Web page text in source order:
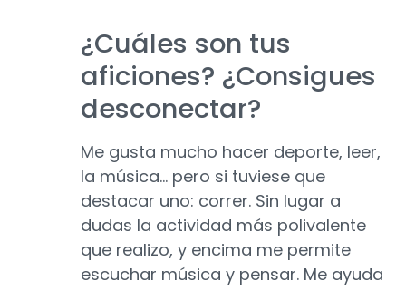
¿Cuáles son tus
aficiones? ¿Consigues
desconectar?
Me gusta mucho hacer deporte, leer,
la música... pero si tuviese que
destacar uno: correr. Sin lugar a
dudas la actividad más polivalente
que realizo, y encima me permite
escuchar música y pensar. Me ayuda